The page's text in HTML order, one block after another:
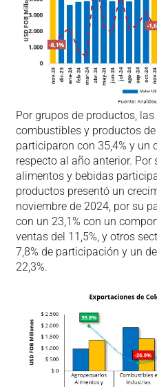
Por grupos de productos,
combustibles y productos
participaron con 35,4% y un
respecto al año anterior. Por
alimentos y bebidas
productos presentó un
noviembre de 2024, por su
con un 23,1% con un
ventas del 11,5%, y otros
7,8% de participación y un
22,3%.